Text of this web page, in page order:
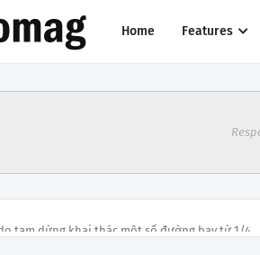
Home Features